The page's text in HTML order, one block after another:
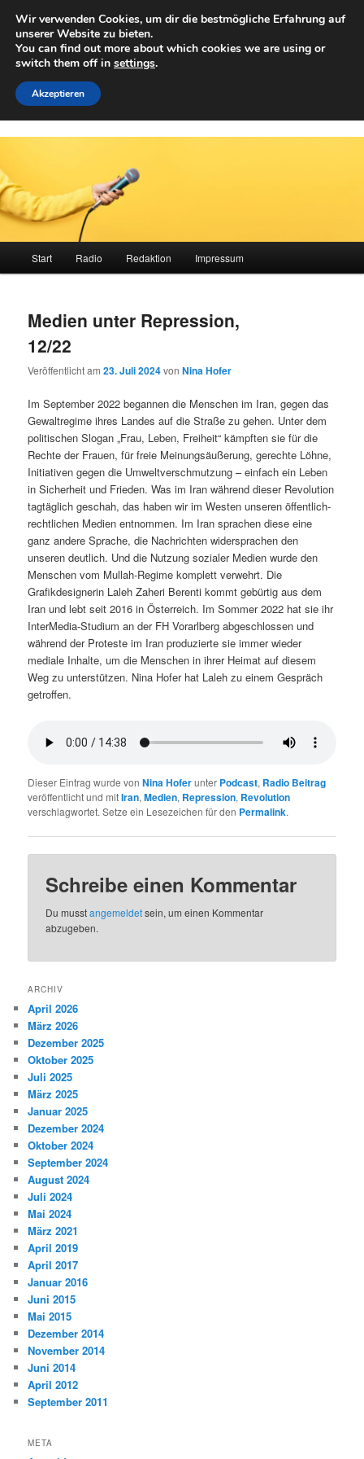
primären
Inhalt
springenAchwelle
Campus Medien der Fachhochschule Vorarlberg
Start Radio Redaktion Impressum
Medien unter Repression,
12/22
Veröffentlicht am23. Juli 2024vonNina Hofer
Im September 2022 begannen die Menschen im Iran, gegen das
Gewaltregime ihres Landes auf die Straße zu gehen. Unter dem
politischen Slogan „Frau, Leben, Freiheit“ kämpften sie für die
Rechte der Frauen, für freie Meinungsäußerung, gerechte Löhne,
Initiativen gegen die Umweltverschmutzung – einfach ein Leben
in Sicherheit und Frieden. Was im Iran während dieser Revolution
tagtäglich geschah, das haben wir im Westen unseren öffentlich-
rechtlichen Medien entnommen. Im Iran sprachen diese eine
ganz andere Sprache, die Nachrichten widersprachen den
unseren deutlich. Und die Nutzung sozialer Medien wurde den
Menschen vom Mullah-Regime komplett verwehrt. Die
Grafikdesignerin Laleh Zaheri Berenti kommt gebürtig aus dem
Iran und lebt seit 2016 in Österreich. Im Sommer 2022 hat sie ihr
InterMedia-Studium an der FH Vorarlberg abgeschlossen und
während der Proteste im Iran produzierte sie immer wieder
mediale Inhalte, um die Menschen in ihrer Heimat auf diesem
Weg zu unterstützen. Nina Hofer hat Laleh zu einem Gespräch
getroffen.
Dieser Eintrag wurde vonNina Hoferunter Podcast, Radio Beitrag
veröffentlicht und mitIran,Medien, Repression, Revolution
verschlagwortet. Setze ein Lesezeichen für den Permalink.
Schreibe einen Kommentar
Du musstangemeldetsein, um einen Kommentar
abzugeben.
ARCHIV
April 2026
März 2026
Dezember 2025
Oktober 2025
Juli 2025
März 2025
Januar 2025
Dezember 2024
Oktober 2024
September 2024
August 2024
Juli 2024
Mai 2024
März 2021
April 2019
April 2017
Januar 2016
Juni 2015
Mai 2015
Dezember 2014
November 2014
Juni 2014
April 2012
September 2011
META
Wir verwenden Cookies, um dir die bestmögliche Erfahrung auf
unserer Website zu bieten.
You can find out more about which cookies we are using or
switch them off in settings.
Akzeptieren